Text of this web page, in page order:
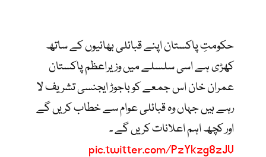
حکومتِ پاکستان اپنے قبائلی بھائیوں کے ساتھ
کھڑی ہے اسی سلسلے میں وزیراعظم پاکستان
عمران خان اس جمعے کو باجوڑ ایجنسی تشریف لا
رہے ہیں جہاں وہ قبائلی عوام سے خطاب کریں گے
اور کچھ اہم اعلانات کریں گے ۔
pic.twitter.com/PzYkzg8zJV